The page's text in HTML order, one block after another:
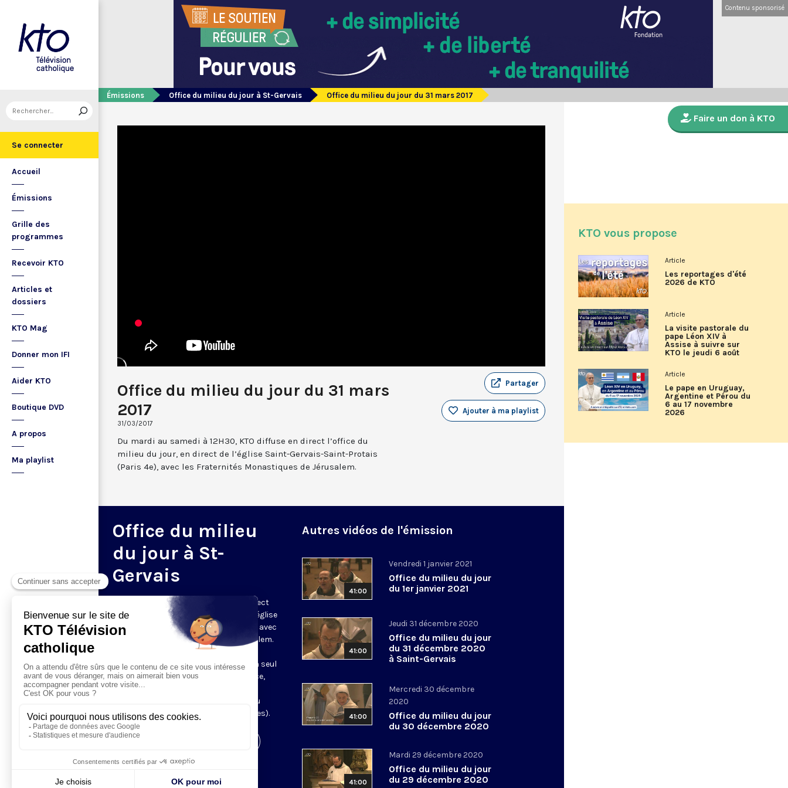
Se connecter
Accueil
Émissions
Grille des
programmes
Recevoir KTO
Articles et
dossiers
KTO Mag
Donner mon IFI
Aider KTO
Boutique DVD
A propos
Ma playlist
Contenu sponsorisé
Émissions Office du milieu du jour à St-Gervais Office du milieu du jour du 31 mars 2017
Office du milieu du jour du 31 mars
2017
31/03/2017
Partager
Ajouter à ma playlist
Du mardi au samedi à 12H30, KTO diffuse en direct l’office du
milieu du jour, en direct de l’église Saint-Gervais-Saint-Protais
(Paris 4e), avec les Fraternités Monastiques de Jérusalem.
Office du milieu
du jour à St-
Gervais
Du mardi au samedi, KTO diffuse en direct
l’office du milieu du jour, en direct de l’église
Saint-Gervais-Saint-Protais (Paris 4e), avec
les Fraternités Monastiques de Jérusalem.
L’Office du Milieu du Jour regroupe, en
particulier, «au milieu du jour» et en un seul
office, les heures monastiques de Tierce,
Sexte et None. Il permet à l’Église de
retrouver son Seigneur entre l’office du
matin (Laudes) et l’office du soir (Vêpres).
Autres vidéos de l'émission
41:00
Vendredi 1 janvier 2021
Office du milieu du jour
du 1er janvier 2021
41:00
Jeudi 31 décembre 2020
Office du milieu du jour
du 31 décembre 2020
à Saint-Gervais
41:00
Mercredi 30 décembre
2020
Office du milieu du jour
du 30 décembre 2020
41:00
Mardi 29 décembre 2020
Office du milieu du jour
du 29 décembre 2020
Faire un don à KTO
KTO vous propose
Article
Les reportages d'été
2026 de KTO
Article
La visite pastorale du
pape Léon XIV à
Assise à suivre sur
KTO le jeudi 6 août
Article
Le pape en Uruguay,
Argentine et Pérou du
6 au 17 novembre
2026